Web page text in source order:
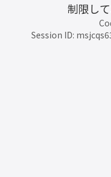
制限し
Session ID: